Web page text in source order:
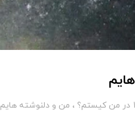
در من کیستم؟ من و دلنوشته هایم